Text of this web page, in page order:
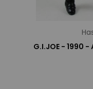
G.I.JOE - 1990 -